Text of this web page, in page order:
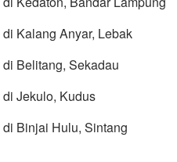
Kalang Anyar, Lebak
Belitang, Sekadau
Jekulo, Kudus
Binjai Hulu, Sintang